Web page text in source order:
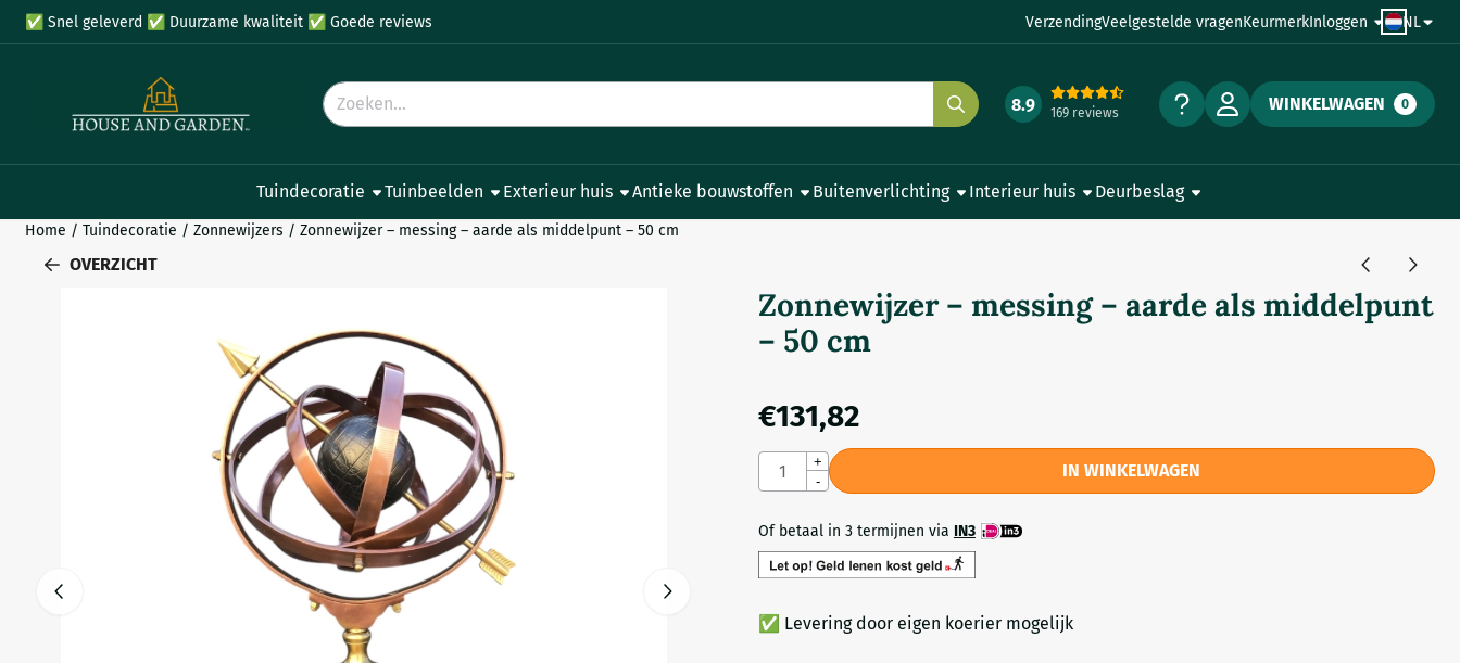
Cookievoorkeuren zijn beschikbaar. Kies instellingen of sta alle cookies toe.
✅Snel geleverd ✅ Duurzame kwaliteit ✅Goede reviews VerzendingVeelgestelde vragenKeurmerkInloggen NL
Zoeken
8.9 169 reviews WINKELWAGEN 0
Tuindecoratie Tuinbeelden Exterieur huis Antieke bouwstoffen Buitenverlichting Interieur huis Deurbeslag
Home / Tuindecoratie / Zonnewijzers / Zonnewijzer – messing – aarde als middelpunt – 50 cm
OVERZICHT
Zonnewijzer – messing – aarde als middelpunt
– 50 cm
€131,82
Aantal
+
-
IN WINKELWAGEN
Of betaal in 3 termijnen via IN3
✅ Levering door eigen koerier mogelijk